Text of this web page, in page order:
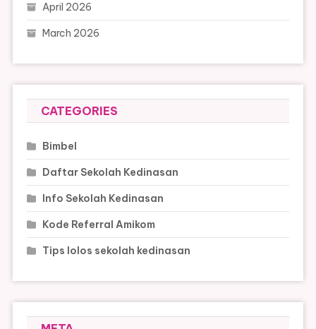
April 2026
March 2026
CATEGORIES
Bimbel
Daftar Sekolah Kedinasan
Info Sekolah Kedinasan
Kode Referral Amikom
Tips lolos sekolah kedinasan